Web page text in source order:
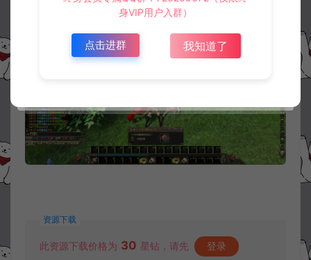
资源下载
此资源下载价格为 30 星钻，请先 登录
身VIP用户入群）
点击进群 我知道了